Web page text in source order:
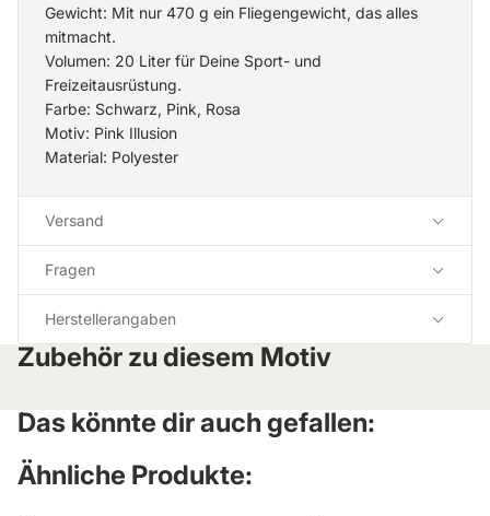
Gewicht: Mit nur 470 g ein Fliegengewicht, das alles
mitmacht.
Volumen: 20 Liter für Deine Sport- und
Freizeitausrüstung.
Farbe: Schwarz, Pink, Rosa
Motiv: Pink Illusion
Material: Polyester
Versand
Fragen
Herstellerangaben
Zubehör zu diesem Motiv
Das könnte dir auch gefallen:
Ähnliche Produkte: